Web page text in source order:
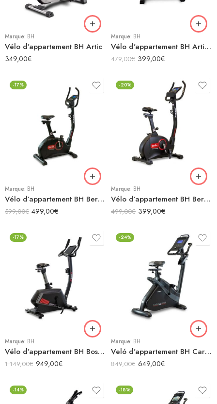
Marque: BH
Vélo d’appartement BH Artic
349,00€
Marque: BH
Vélo d’appartement BH Artic Dual
479,00€ 399,00€
-17%
Marque: BH
Vélo d’appartement BH Berlin Connect
599,00€ 499,00€
-20%
Marque: BH
Vélo d’appartement BH Berlin SC100
499,00€ 399,00€
-17%
Marque: BH
Vélo d’appartement BH Boston
1 149,00€ 949,00€
-24%
Marque: BH
Veló d’appartement BH Carbon Bike RS
849,00€ 649,00€
-14% -18%